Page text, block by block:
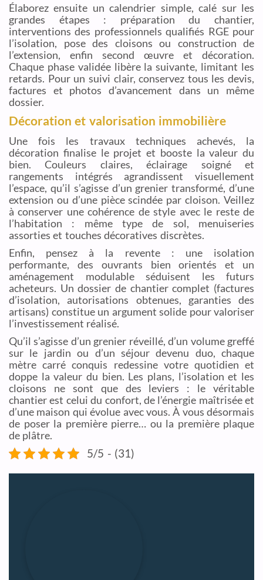
Élaborez ensuite un calendrier simple, calé sur les
grandes étapes : préparation du chantier,
interventions des professionnels qualifiés RGE pour
l’isolation, pose des cloisons ou construction de
l’extension, enfin second œuvre et décoration.
Chaque phase validée libère la suivante, limitant les
retards. Pour un suivi clair, conservez tous les devis,
factures et photos d’avancement dans un même
dossier.
Décoration et valorisation immobilière
Une fois les travaux techniques achevés, la
décoration finalise le projet et booste la valeur du
bien. Couleurs claires, éclairage soigné et
rangements intégrés agrandissent visuellement
l’espace, qu’il s’agisse d’un grenier transformé, d’une
extension ou d’une pièce scindée par cloison. Veillez
à conserver une cohérence de style avec le reste de
l’habitation : même type de sol, menuiseries
assorties et touches décoratives discrètes.
Enfin, pensez à la revente : une isolation
performante, des ouvrants bien orientés et un
aménagement modulable séduisent les futurs
acheteurs. Un dossier de chantier complet (factures
d’isolation, autorisations obtenues, garanties des
artisans) constitue un argument solide pour valoriser
l’investissement réalisé.
Qu’il s’agisse d’un grenier réveillé, d’un volume greffé
sur le jardin ou d’un séjour devenu duo, chaque
mètre carré conquis redessine votre quotidien et
doppe la valeur du bien. Les plans, l’isolation et les
cloisons ne sont que des leviers : le véritable
chantier est celui du confort, de l’énergie maîtrisée et
d’une maison qui évolue avec vous. À vous désormais
de poser la première pierre… ou la première plaque
de plâtre.
5/5 - (31)